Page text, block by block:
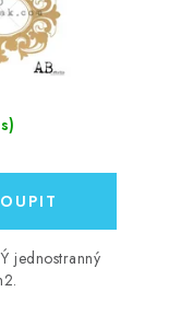
jednostranný